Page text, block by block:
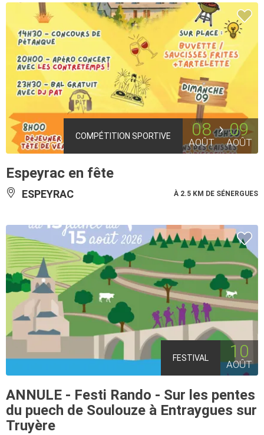
COMPÉTITION SPORTIVE 08
AOÛT
09
AOÛT
Espeyrac en fête
ESPEYRAC À 2.5 KM DE SÉNERGUES
FESTIVAL 10
AOÛT
ANNULE - Festi Rando - Sur les pentes
du puech de Soulouze à Entraygues sur
Truyère